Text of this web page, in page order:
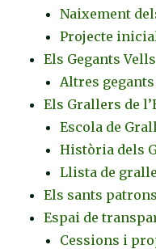
Naixement
Projecte
Els Gegants Vells
Altres
Els Grallers de
Escola de
Història dels
Llista de
Els sants
Espai de
Cessions i